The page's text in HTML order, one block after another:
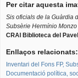
Per citar aquesta
Sis oficials de la Guàrdia
Subsèrie Hermínio
CRAI Biblioteca del
Enllaços
Inventari del Fons FP,
Documentació política,